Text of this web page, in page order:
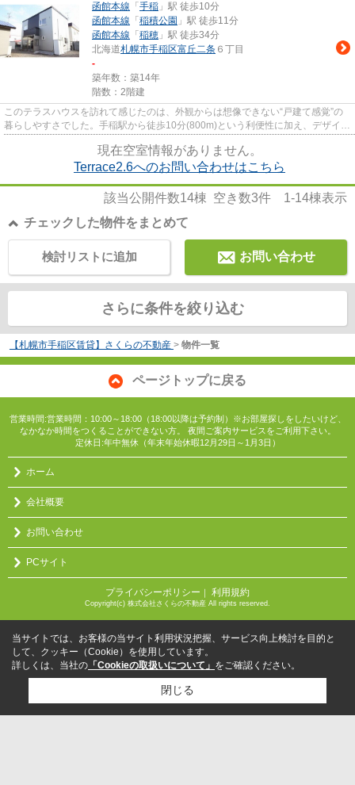
函館本線 「 手稲 」駅 徒歩10分
函館本線 「 稲積公園 」駅 徒歩11分
函館本線 「 稲穂 」駅 徒歩34分
北海道札幌市手稲区富丘二条 ６丁目
-
築年数：築14年
階数：2階建
このテラスハウスを訪れて感じたのは、外観からは想像できない“戸建て感覚”の
暮らしやすさでした。手稲駅から徒歩10分(800m)という利便性に加え、デザイナ
現在空室情報がありません。
Terrace2.6へのお問い合わせはこちら
該当公開件数14棟 空き数3件 1-14棟表示
チェックした物件をまとめて
お問い合わせ
検討リストに追加
さらに条件を絞り込む
【札幌市手稲区賃貸】さくらの不動産 > 物件一覧
ページトップに戻る
営業時間:営業時間：10:00～18:00（18:00以降は予約制）※お部屋探しをしたいけど、
なかなか時間をつくることができない方。 夜間ご案内サービスをご利用下さい。
定休日:年中無休（年末年始休暇12月29日～1月3日）
ホーム
会社概要
お問い合わせ
PCサイト
プライバシーポリシー ｜ 利用規約
Copyright(c) 株式会社さくらの不動産 All rights reserved.
当サイトでは、お客様の当サイト利用状況把握、サービス向上検討を目的と
して、クッキー（Cookie）を使用しています。
詳しくは、当社の 「Cookieの取扱いについて」 をご確認ください。
閉じる